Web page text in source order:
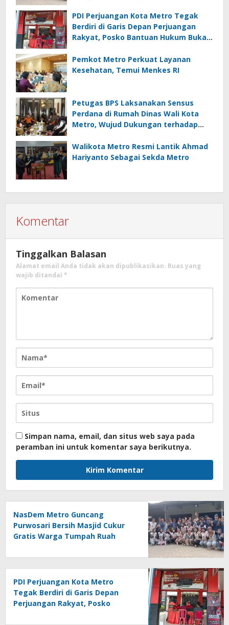
PDI Perjuangan Kota Metro Tegak
Berdiri di Garis Depan Perjuangan
Rakyat, Posko Bantuan Hukum Buka
Pemkot Metro Perkuat Layanan
Kesehatan, Temui Menkes RI
Petugas BPS Laksanakan Sensus
Perdana di Rumah Dinas Wali Kota
Metro, Wujud Dukungan terhadap
Walikota Metro Resmi Lantik Ahmad
Hariyanto Sebagai Sekda Metro
Komentar
Tinggalkan Balasan
Alamat email Anda tidak akan dipublikasikan. Ruas yang
wajib ditandai *
Simpan nama, email, dan situs web saya pada
peramban ini untuk komentar saya berikutnya.
NasDem Metro Guncang
Purwosari Bersih Masjid Cukur
Gratis Warga Tumpah Ruah
PDI Perjuangan Kota Metro
Tegak Berdiri di Garis Depan
Perjuangan Rakyat, Posko